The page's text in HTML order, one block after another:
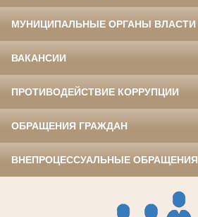
МУНИЦИПАЛЬНЫЕ ОРГАНЫ ВЛАСТИ
ВАКАНСИИ
ПРОТИВОДЕЙСТВИЕ КОРРУПЦИИ
ОБРАЩЕНИЯ ГРАЖДАН
ВНЕПРОЦЕССУАЛЬНЫЕ ОБРАЩЕНИЯ